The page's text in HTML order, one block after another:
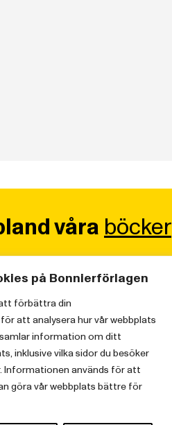
på Bonnierförlagen
förbättra din
att analysera hur vår webbplats
information om ditt
inklusive vilka sidor du besöker
Informationen används för att
göra vår webbplats bättre för
våraböcker
och att sprida